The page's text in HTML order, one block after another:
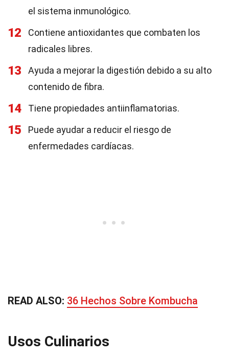
el sistema inmunológico.
12
Contiene antioxidantes que combaten los
radicales libres.
13
Ayuda a mejorar la digestión debido a su alto
contenido de fibra.
14 Tiene propiedades antiinflamatorias.
15
Puede ayudar a reducir el riesgo de
enfermedades cardíacas.
READ ALSO: 36 Hechos Sobre Kombucha
Usos Culinarios